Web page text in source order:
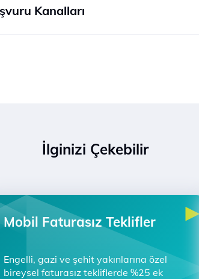
Kanalları
İlginizi Çekebilir
Mobil Faturasız Teklifler
Engelli, gazi ve şehit yakınlarına özel
bireysel faturasız tekliflerde %25 ek